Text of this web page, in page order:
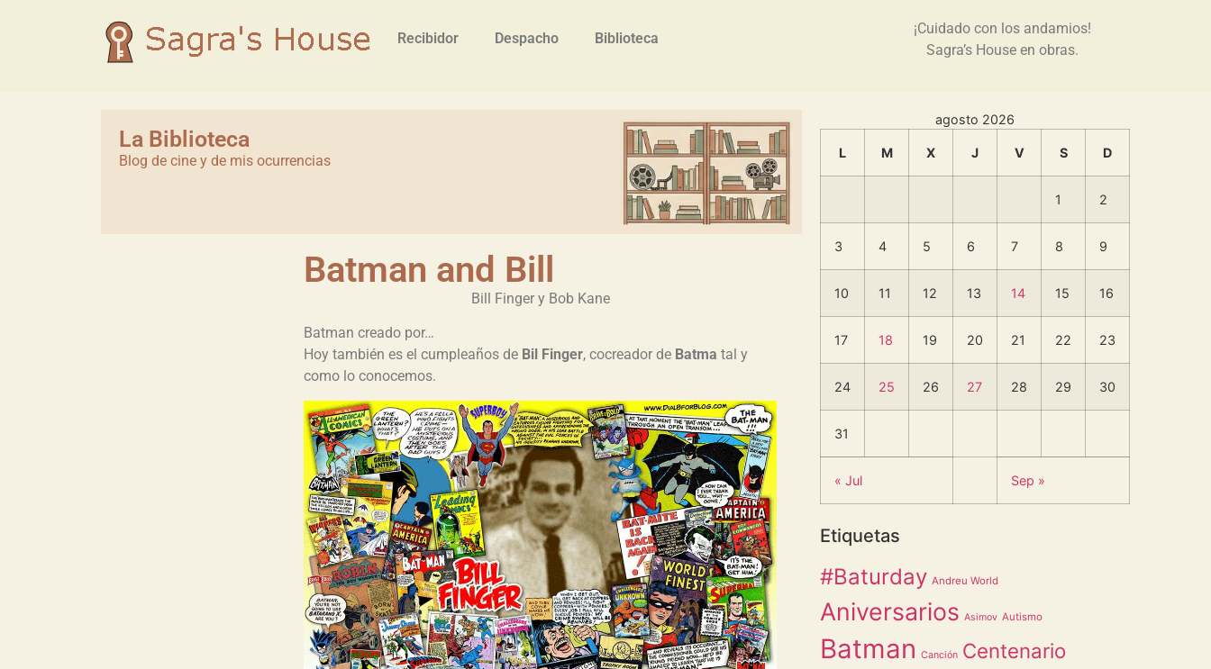
Recibidor Despacho Biblioteca
¡Cuidado con los andamios!
Sagra’s House en obras.
La Biblioteca
Blog de cine y de mis ocurrencias
Batman and Bill
Bill Finger y Bob Kane
Batman creado por…
Hoy también es el cumpleaños de Bil Finger, cocreador de Batma tal y
como lo conocemos.
agosto 2026
L M X J V S D
1 2
3 4 5 6 7 8 9
10 11 12 13 14 15 16
17 18 19 20 21 22 23
24 25 26 27 28 29 30
31
« Jul Sep »
Etiquetas
#Baturday Andreu World
Aniversarios Asimov Autismo
Batman Canción Centenario